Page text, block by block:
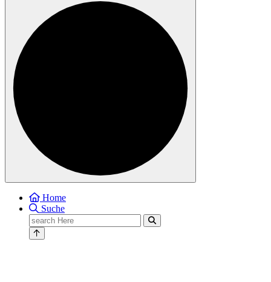
Home
Suche
Search
for: